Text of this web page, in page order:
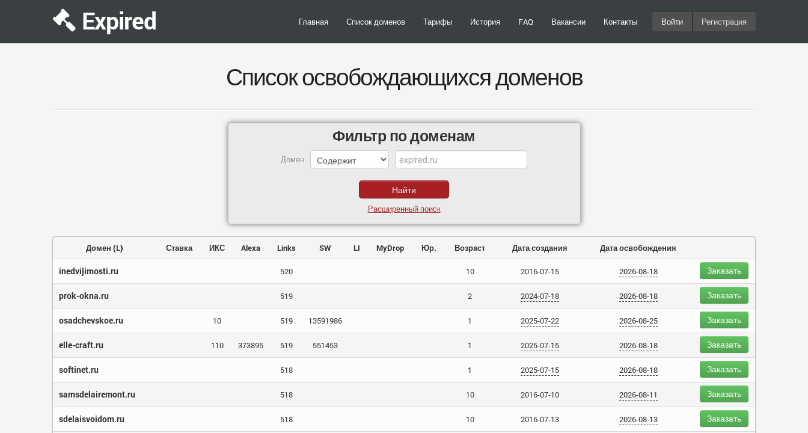
Expired Главная Список доменов Тарифы История FAQ Вакансии Контакты Войти Регистрация
Список освобождающихся доменов
Фильтр по доменам
Домен
Расширенный поиск
Домен (L) Ставка ИКС Alexa Links SW LI MyDrop Юр. Возраст Дата создания Дата освобождения
inedvijimosti.ru 520 10 2016-07-15 2026-08-18 Заказать
prok-okna.ru 519 2 2024-07-18 2026-08-18 Заказать
osadchevskoe.ru 10 519 13591986 1 2025-07-22 2026-08-25 Заказать
elle-craft.ru 110 373895 519 551453 1 2025-07-15 2026-08-18 Заказать
softinet.ru 518 1 2025-07-15 2026-08-18 Заказать
samsdelairemont.ru 518 10 2016-07-10 2026-08-11 Заказать
sdelaisvoidom.ru 518 10 2016-07-13 2026-08-13 Заказать